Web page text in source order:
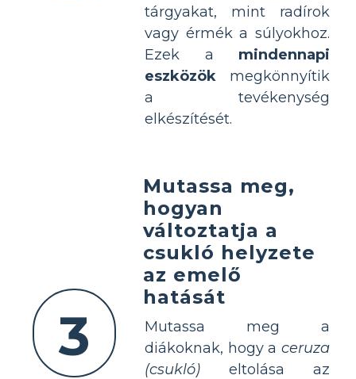
tárgyakat, mint radírok
vagy érmék a súlyokhoz.
Ezek a mindennapi
eszközök megkönnyítik
a tevékenység
elkészítését.
3
Mutassa meg,
hogyan
változtatja a
csukló helyzete
az emelő
hatását
Mutassa meg a
diákoknak, hogy a ceruza
(csukló) eltolása az